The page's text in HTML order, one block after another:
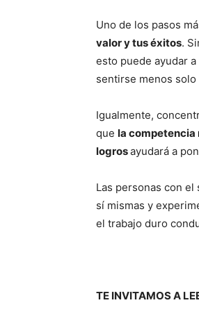
Uno de los pasos
valor y tus éxitos.
esto puede ayudar a
sentirse menos
Igualmente,
que la competencia
logrosayudará a
Las personas con
sí mismas y
el trabajo duro
TE INVITAMOS A